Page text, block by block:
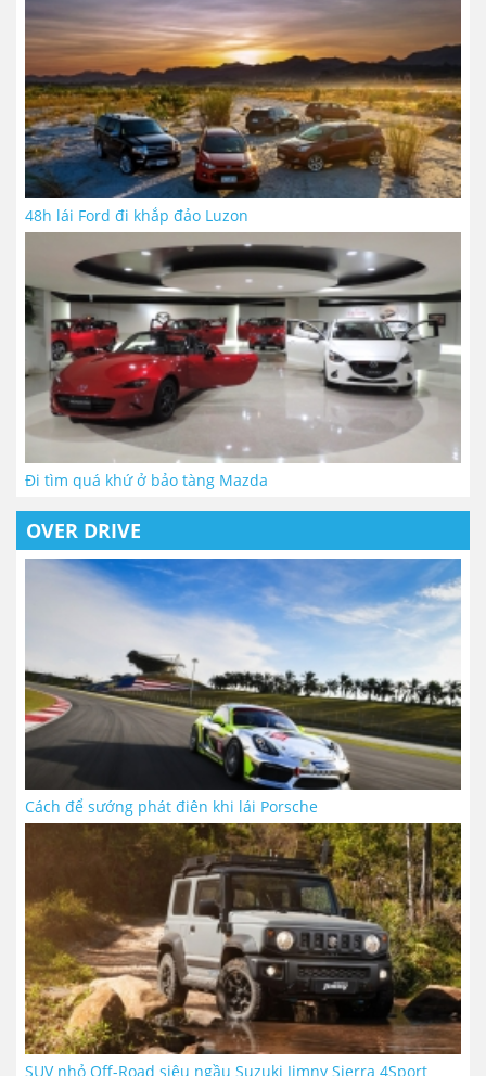
48h lái Ford đi khắp đảo Luzon
Đi tìm quá khứ ở bảo tàng Mazda
OVER DRIVE
Cách để sướng phát điên khi lái Porsche
SUV nhỏ Off-Road siêu ngầu Suzuki Jimny Sierra 4Sport